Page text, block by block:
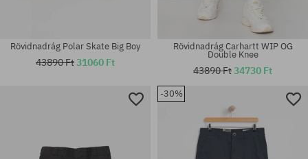
Rövidnadrág Polar Skate Big Boy
43890 Ft31060 Ft
Rövidnadrág Carhartt WIP OG
Double Knee
43890 Ft34730 Ft
-30%